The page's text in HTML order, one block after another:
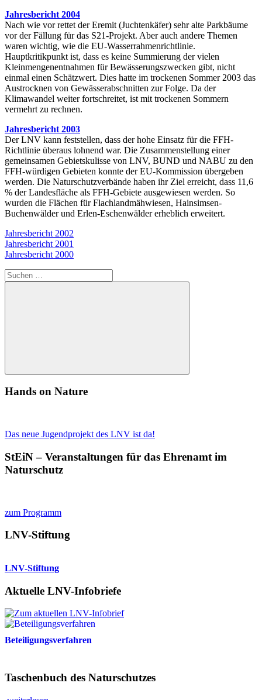
Jahresbericht 2004
Nach wie vor rettet der Eremit (Juchtenkäfer) sehr alte Parkbäume
vor der Fällung für das S21-Projekt. Aber auch andere Themen
waren wichtig, wie die EU-Wasserrahmenrichtlinie.
Hauptkritikpunkt ist, dass es keine Summierung der vielen
Kleinmengenentnahmen für Bewässerungszwecken gibt, nicht
einmal einen Schätzwert. Dies hatte im trockenen Sommer 2003 das
Austrocknen von Gewässerabschnitten zur Folge. Da der
Klimawandel weiter fortschreitet, ist mit trockenen Sommern
vermehrt zu rechnen.
Jahresbericht 2003
Der LNV kann feststellen, dass der hohe Einsatz für die FFH-
Richtlinie überaus lohnend war. Die Zusammenstellung einer
gemeinsamen Gebietskulisse von LNV, BUND und NABU zu den
FFH-würdigen Gebieten konnte der EU-Kommission übergeben
werden. Die Naturschutzverbände haben ihr Ziel erreicht, dass 11,6
% der Landesfläche als FFH-Gebiete ausgewiesen werden. So
wurden die Flächen für Flachlandmähwiesen, Hainsimsen-
Buchenwälder und Erlen-Eschenwälder erheblich erweitert.
Jahresbericht 2002
Jahresbericht 2001
Jahresbericht 2000
Suchen
nach:
Suchen
Hands on Nature
Das neue Jugendprojekt des LNV ist da!
StEiN – Veranstaltungen für das Ehrenamt im
Naturschutz
zum Programm
LNV-Stiftung
LNV-Stiftung
Aktuelle LNV-Infobriefe
Beteiligungsverfahren
Taschenbuch des Naturschutzes